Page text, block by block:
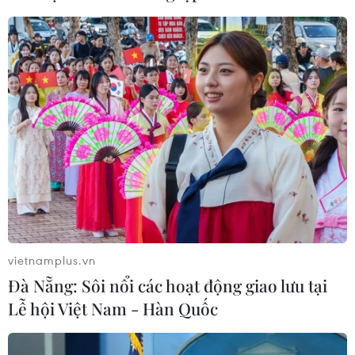
dân dã gây thương nhớ
10/07/2026 08:08
Đội tuyển Argentina mang nửa tấn
thịt bò đến World Cup 2026
10/07/2026 01:25
Ẩm thực mang bản sắc Việt Nam đến
gần hơn với châu Âu và thế giới
09/07/2026 22:47
Nem lụi Huế - hương vị bình dị níu
vietnamplus.vn
Đà Nẵng: Sôi nổi các hoạt động giao lưu tại
Lễ hội Việt Nam - Hàn Quốc